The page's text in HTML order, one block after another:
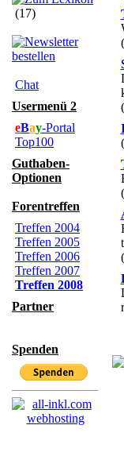
(17)
Chat
Usermenü 2
eBay-Portal
Top100
Guthaben-
Optionen
Forentreffen
Treffen 2004
Treffen 2005
Treffen 2006
Treffen 2007
Treffen 2008
Partner
Spenden